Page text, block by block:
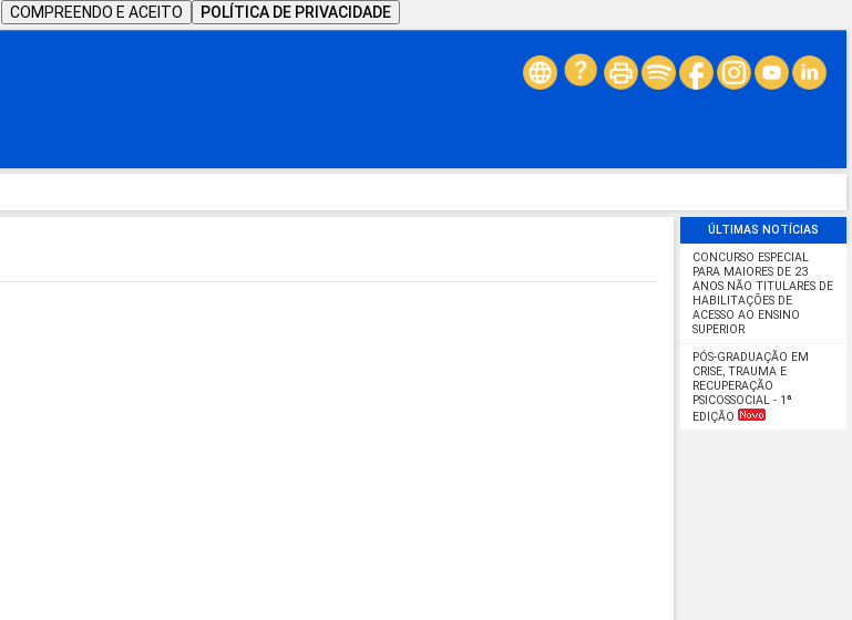
COMPREENDO E ACEITO POLÍTICA DE PRIVACIDADE
ÚLTIMAS NOTÍCIAS
CONCURSO ESPECIAL
PARA MAIORES DE 23
ANOS NÃO TITULARES DE
HABILITAÇÕES DE
ACESSO AO ENSINO
SUPERIOR
PÓS-GRADUAÇÃO EM
CRISE, TRAUMA E
RECUPERAÇÃO
PSICOSSOCIAL - 1ª
EDIÇÃO